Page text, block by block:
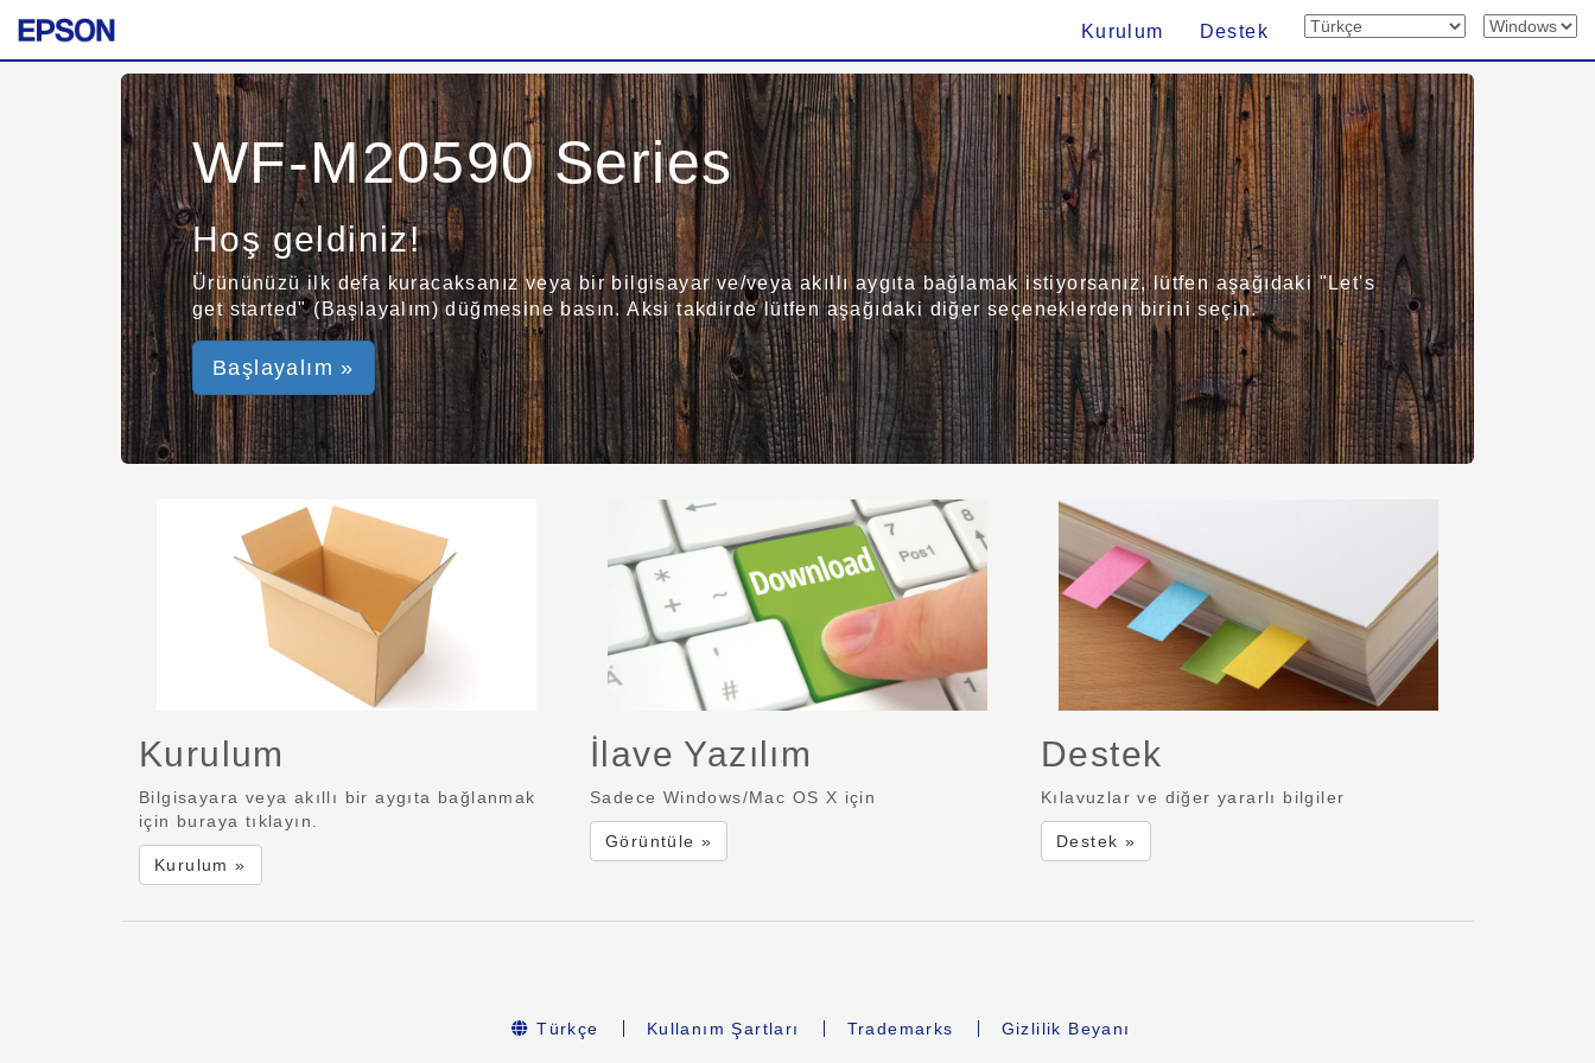
Kurulum Destek
WF-M20590 Series
Hoş geldiniz!
Ürününüzü ilk defa kuracaksanız veya bir bilgisayar ve/veya akıllı aygıta bağlamak istiyorsanız, lütfen aşağıdaki "Let's
get started" (Başlayalım) düğmesine basın. Aksi takdirde lütfen aşağıdaki diğer seçeneklerden birini seçin.
Başlayalım »
Kurulum
Bilgisayara veya akıllı bir aygıta bağlanmak
için buraya tıklayın.
Kurulum »
İlave Yazılım
Sadece Windows/Mac OS X için
Görüntüle »
Destek
Kılavuzlar ve diğer yararlı bilgiler
Destek »
Türkçe Kullanım Şartları Trademarks Gizlilik Beyanı